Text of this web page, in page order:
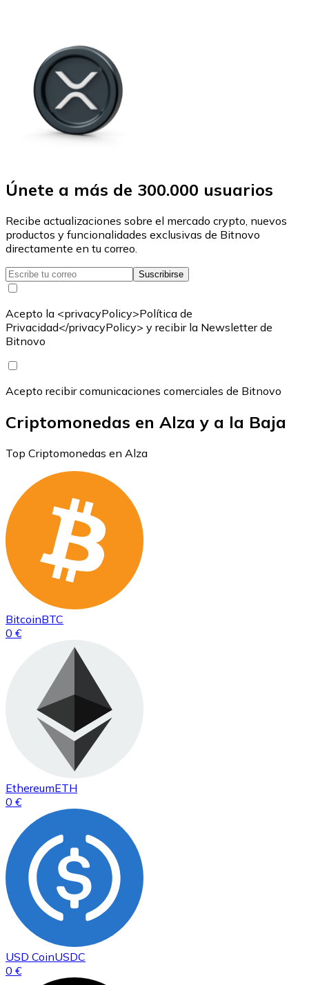
Únete a más de 300.000 usuarios
Recibe actualizaciones sobre el mercado crypto, nuevos
productos y funcionalidades exclusivas de Bitnovo
directamente en tu correo.
Suscribirse
Acepto la <privacyPolicy>Política de
Privacidad</privacyPolicy> y recibir la Newsletter de
Bitnovo
Acepto recibir comunicaciones comerciales de Bitnovo
Criptomonedas en Alza y a la Baja
Top Criptomonedas en Alza
BitcoinBTC
0 €
EthereumETH
0 €
USD CoinUSDC
0 €